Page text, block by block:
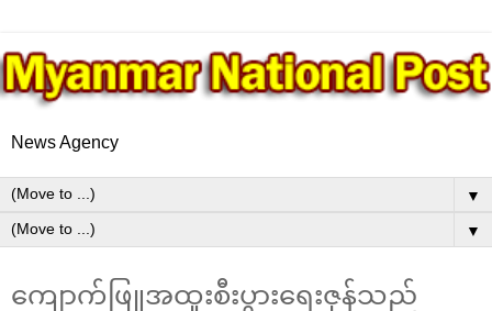
News Agency
▼
▼
ကျောက်ဖြူအထူးစီးပွားရေးဇုန်သည်